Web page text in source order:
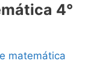
4°
matemática